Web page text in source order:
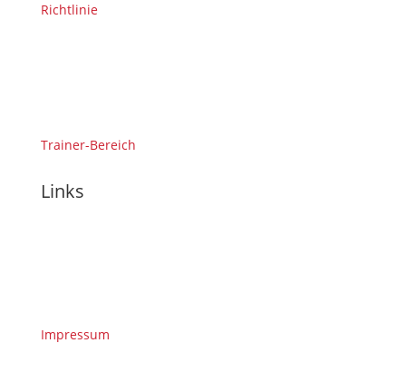
Richtlinie
Trainer-Bereich
Links
Impressum